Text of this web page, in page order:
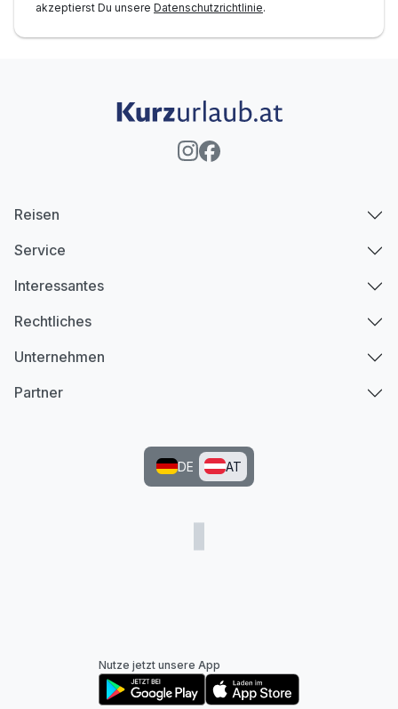
akzeptierst Du unsere Datenschutzrichtlinie.
Reisen
Service
Interessantes
Rechtliches
Unternehmen
Partner
DE AT
Nutze jetzt unsere App